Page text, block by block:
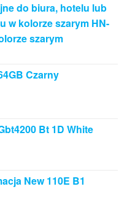
do biura, hotelu lub
w kolorze szarym HN-
szarym
Czarny
Bt 1D White
New 110E B1